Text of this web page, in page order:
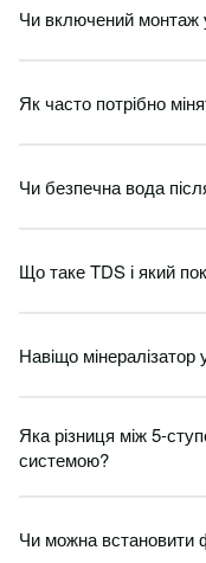
Чи включений монтаж
Як часто потрібно
Чи безпечна вода
Що таке TDS і який
Навіщо мінералізатор
Яка різниця між 5-
системою?
Чи можна встановити